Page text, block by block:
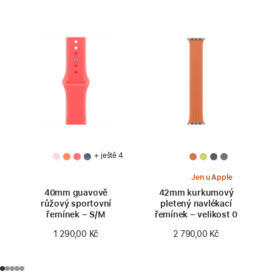
+ ještě 4
40mm guavově
růžový sportovní
řemínek – S/M
1 290,00 Kč
Jen u Apple
42mm kurkumový
pletený navlékací
řemínek – velikost 0
2 790,00 Kč